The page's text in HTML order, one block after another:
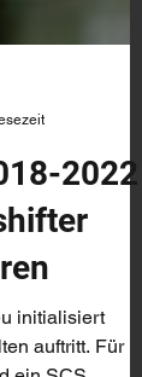
2022
initialisiert